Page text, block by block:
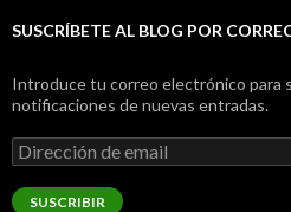
SUSCRÍBETE AL BLOG POR
Introduce tu correo electrónico para
notificaciones de nuevas entradas.
Dirección
de
email
SUSCRIBIR